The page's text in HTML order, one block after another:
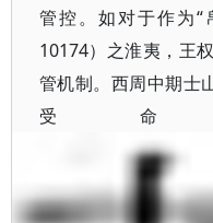
管控。如对于作为“
10174）之淮夷，王
管机制。西周中期士
受